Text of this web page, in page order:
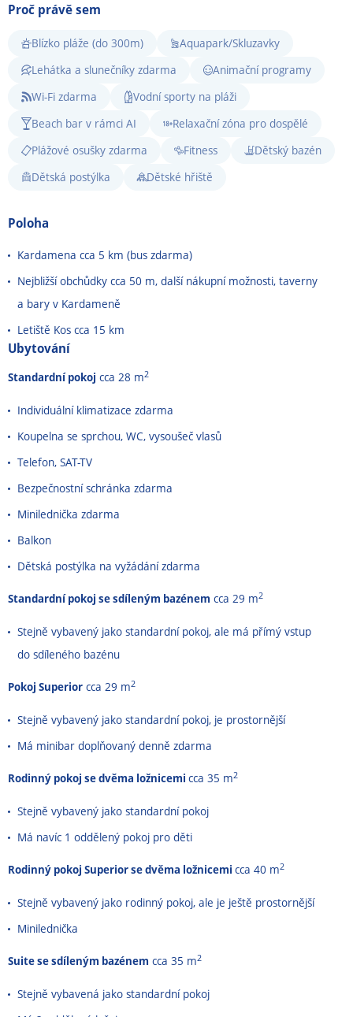
Proč právě sem
Blízko pláže (do 300m)
Aquapark/Skluzavky
Lehátka a slunečníky zdarma
Animační programy
Wi-Fi zdarma
Vodní sporty na pláži
Beach bar v rámci AI
Relaxační zóna pro dospělé
Plážové osušky zdarma
Fitness
Dětský bazén
Dětská postýlka
Dětské hřiště
Poloha
Kardamena cca 5 km (bus zdarma)
Nejbližší obchůdky cca 50 m, další nákupní možnosti, taverny
a bary v Kardameně
Letiště Kos cca 15 km
Ubytování
Standardní pokoj cca 28 m2
Individuální klimatizace zdarma
Koupelna se sprchou, WC, vysoušeč vlasů
Telefon, SAT-TV
Bezpečnostní schránka zdarma
Minilednička zdarma
Balkon
Dětská postýlka na vyžádání zdarma
Standardní pokoj se sdíleným bazénem cca 29 m2
Stejně vybavený jako standardní pokoj, ale má přímý vstup
do sdíleného bazénu
Pokoj Superior cca 29 m2
Stejně vybavený jako standardní pokoj, je prostornější
Má minibar doplňovaný denně zdarma
Rodinný pokoj se dvěma ložnicemi cca 35 m2
Stejně vybavený jako standardní pokoj
Má navíc 1 oddělený pokoj pro děti
Rodinný pokoj Superior se dvěma ložnicemi cca 40 m2
Stejně vybavený jako rodinný pokoj, ale je ještě prostornější
Minilednička
Suite se sdíleným bazénem cca 35 m2
Stejně vybavená jako standardní pokoj